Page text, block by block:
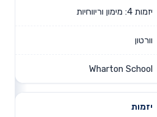
יזמות 4: מימון וריווחיות
וורטון
Wharton School
יזמות